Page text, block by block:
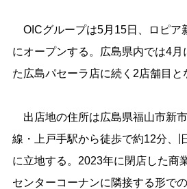
OICグループは5月15日、ロピア
にオープンする。広島県内では4月
た広島パセーラ店に続く2店舗目と
出店地の住所は広島県福山市新
線・上戸手駅から徒歩で約12分、
に立地する。2023年に閉店した商
センターコーナンに隣接する形での